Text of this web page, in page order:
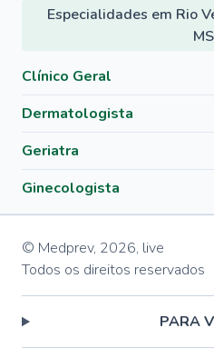
Especialidades em Rio
MS
Clínico Geral
Dermatologista
Geriatra
Ginecologista
© Medprev, 2026, live
Todos os direitos reservados
PARA